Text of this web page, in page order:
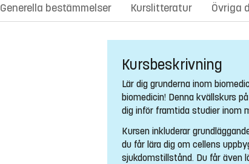
Generella bestämmelser Kurslitteratur Övriga
Kursbeskrivning
Lär dig grunderna inom
biomedicin! Denna kvällskurs
dig inför framtida studier inom
Kursen inkluderar
du får lära dig om cellens
sjukdomstillstånd. Du får även